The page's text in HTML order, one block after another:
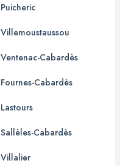
Puicheric
Villemoustaussou
Ventenac-Cabardès
Fournes-Cabardès
Lastours
Sallèles-Cabardès
Villalier